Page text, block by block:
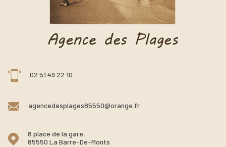
02 51 49 22 10
agencedesplages85550@orange.fr
8 place de la gare,
85550 La Barre-De-Monts